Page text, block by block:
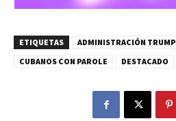
ETIQUETAS ADMINISTRACIÓN TRUMP
CUBANOS CON PAROLE
DESTACADO